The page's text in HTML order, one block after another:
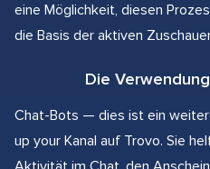
eine Möglichkeit, diesen
die Basis der aktiven
Die
Chat-Bots — dies ist ein
up your Kanal auf Trovo. Sie